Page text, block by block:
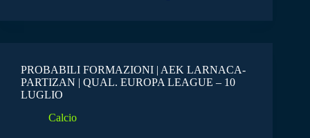
PROBABILI FORMAZIONI | AEK LARNACA-
PARTIZAN | QUAL. EUROPA LEAGUE – 10
LUGLIO
Calcio